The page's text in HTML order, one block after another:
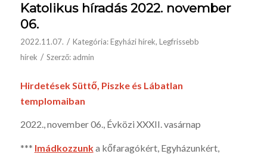
Katolikus híradás 2022. november
06.
2022.11.07. / Kategória:Egyházi hírek, Legfrissebb
hírek / Szerző: admin
Hirdetések Süttő, Piszke és Lábatlan
templomaiban
2022., november 06., Évközi XXXII. vasárnap
*** Imádkozzunka kőfaragókért, Egyházunkért,